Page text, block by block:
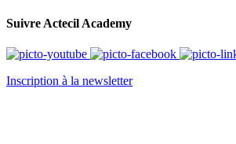
Suivre Actecil Academy
Inscription à la newsletter